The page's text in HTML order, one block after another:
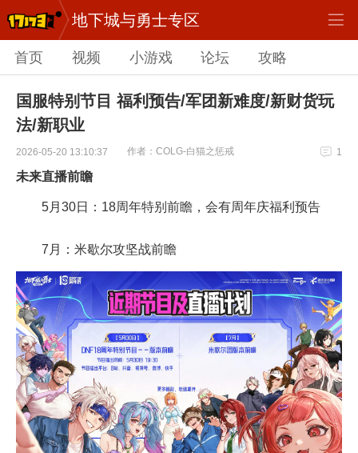
地下城与勇士专区
首页 视频 小游戏 论坛 攻略
国服特别节目 福利预告/军团新难度/新财货玩
法/新职业
2026-05-20 13:10:37 作者：COLG-白猫之惩戒 1
未来直播前瞻
5月30日：18周年特别前瞻，会有周年庆福利预告
7月：米歇尔攻坚战前瞻